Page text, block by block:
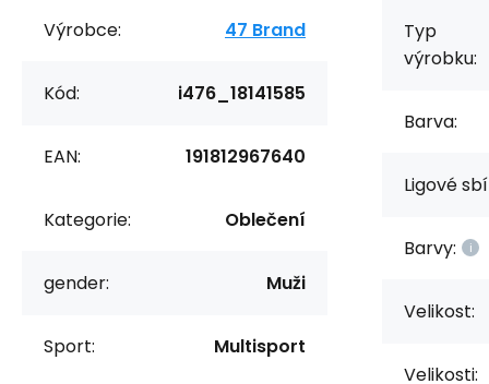
Výrobce: 47 Brand
Kód: i476_18141585
EAN: 191812967640
Kategorie: Oblečení
gender: Muži
Sport: Multisport
Typ
výrobku:
Barva:
Ligové
Barvy:
Velikost:
Velikosti: